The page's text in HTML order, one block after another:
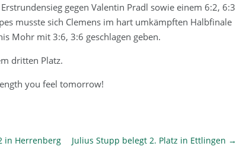
gegen Valentin Pradl sowie einem 6:2, 6:3
musste sich Clemens im hart umkämpften Halbfinale
Mohr mit 3:6, 3:6 geschlagen geben.
dritten Platz.
you feel tomorrow!
in Herrenberg Julius Stupp belegt 2. Platz in Ettlingen →